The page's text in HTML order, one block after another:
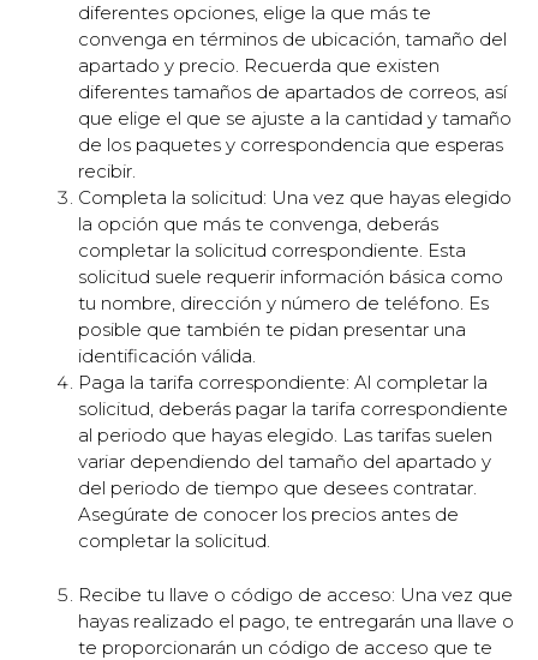
diferentes opciones, elige la que más te
convenga en términos de ubicación, tamaño del
apartado y precio. Recuerda que existen
diferentes tamaños de apartados de correos, así
que elige el que se ajuste a la cantidad y tamaño
de los paquetes y correspondencia que esperas
recibir.
Completa la solicitud: Una vez que hayas elegido
la opción que más te convenga, deberás
completar la solicitud correspondiente. Esta
solicitud suele requerir información básica como
tu nombre, dirección y número de teléfono. Es
posible que también te pidan presentar una
identificación válida.
Paga la tarifa correspondiente: Al completar la
solicitud, deberás pagar la tarifa correspondiente
al periodo que hayas elegido. Las tarifas suelen
variar dependiendo del tamaño del apartado y
del periodo de tiempo que desees contratar.
Asegúrate de conocer los precios antes de
completar la solicitud.
Recibe tu llave o código de acceso: Una vez que
hayas realizado el pago, te entregarán una llave o
te proporcionarán un código de acceso que te